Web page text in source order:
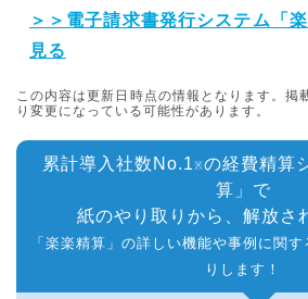
＞＞電子請求書発行システム「
見る
この内容は更新日時点の情報となります。掲
り変更になっている可能性があります。
累計導入社数No.1※の経費精算
算」で
紙のやり取りから、解放さ
「楽楽精算」の詳しい機能や事例に関
りします！